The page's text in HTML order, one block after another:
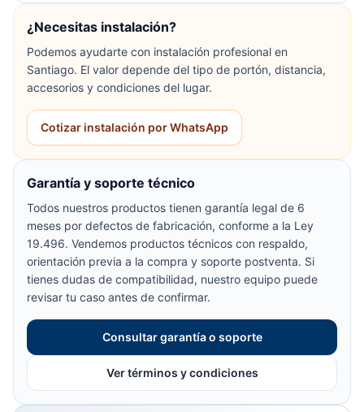
¿Necesitas instalación?
Podemos ayudarte con instalación profesional en
Santiago. El valor depende del tipo de portón, distancia,
accesorios y condiciones del lugar.
Cotizar instalación por WhatsApp
Garantía y soporte técnico
Todos nuestros productos tienen garantía legal de 6
meses por defectos de fabricación, conforme a la Ley
19.496. Vendemos productos técnicos con respaldo,
orientación previa a la compra y soporte postventa. Si
tienes dudas de compatibilidad, nuestro equipo puede
revisar tu caso antes de confirmar.
Consultar garantía o soporte
Ver términos y condiciones